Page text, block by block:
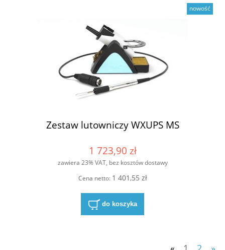
Zestaw lutowniczy WXUPS MS
1 723,90 zł
zawiera 23% VAT, bez kosztów dostawy
Cena netto: 1 401,55 zł
do koszyka
nowość